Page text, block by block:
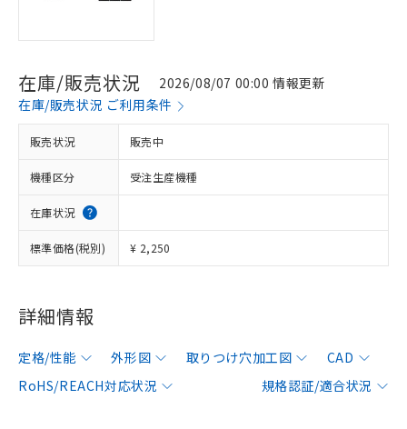
在庫/販売状況
2026/08/07 00:00 情報更新
在庫/販売状況 ご利用条件
販売状況 販売中
機種区分 受注生産機種
在庫状況
標準価格(税別) ¥ 2,250
詳細情報
定格/性能 外形図 取りつけ穴加工図
CAD
RoHS/REACH対応状況
規格認証/適合状況